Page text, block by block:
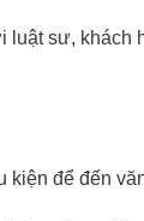
sư,
để đến